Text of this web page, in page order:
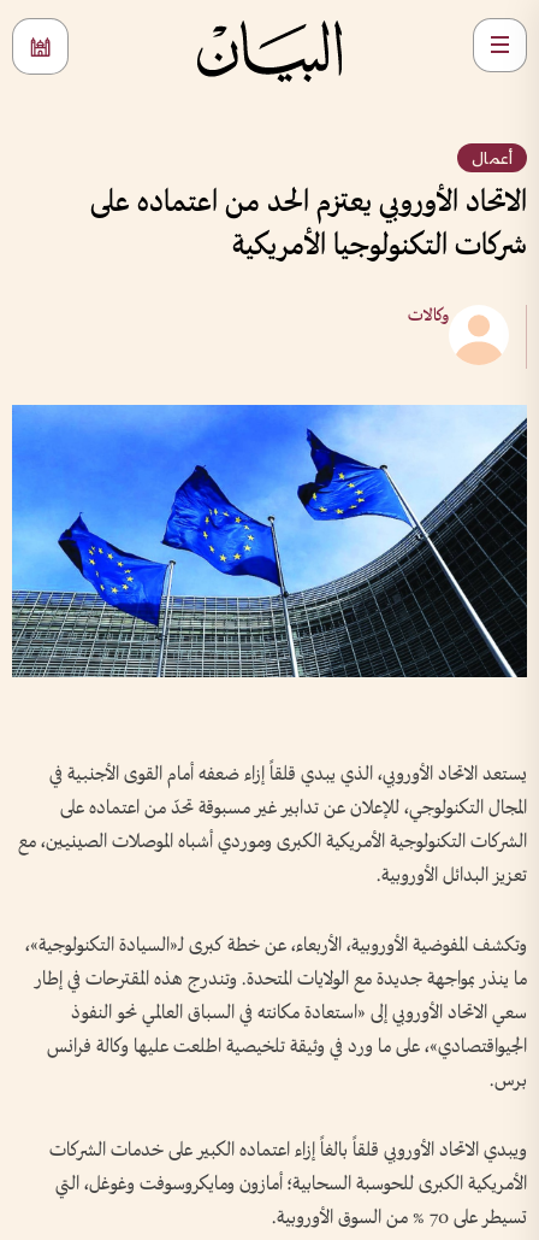
أعمال
الاتحاد الأوروبي يعتزم الحد من اعتماده على
شركات التكنولوجيا الأمريكية
وكالات
يستعد الاتحاد الأوروبي، الذي يبدي قلقاً إزاء ضعفه أمام القوى الأجنبية في
المجال التكنولوجي، للإعلان عن تدابير غير مسبوقة تحدّ من اعتماده على
الشركات التكنولوجية الأمريكية الكبرى وموردي أشباه الموصلات الصينيين، مع
تعزيز البدائل الأوروبية.
وتكشف المفوضية الأوروبية، الأربعاء، عن خطة كبرى لـ«السيادة التكنولوجية»،
ما ينذر بمواجهة جديدة مع الولايات المتحدة. وتندرج هذه المقترحات في إطار
سعي الاتحاد الأوروبي إلى «استعادة مكانته في السباق العالمي نحو النفوذ
الجيواقتصادي»، على ما ورد في وثيقة تلخيصية اطلعت عليها وكالة فرانس
برس.
ويبدي الاتحاد الأوروبي قلقاً بالغاً إزاء اعتماده الكبير على خدمات الشركات
الأمريكية الكبرى للحوسبة السحابية؛ أمازون ومايكروسوفت وغوغل، التي
تسيطر على 70 % من السوق الأوروبية.